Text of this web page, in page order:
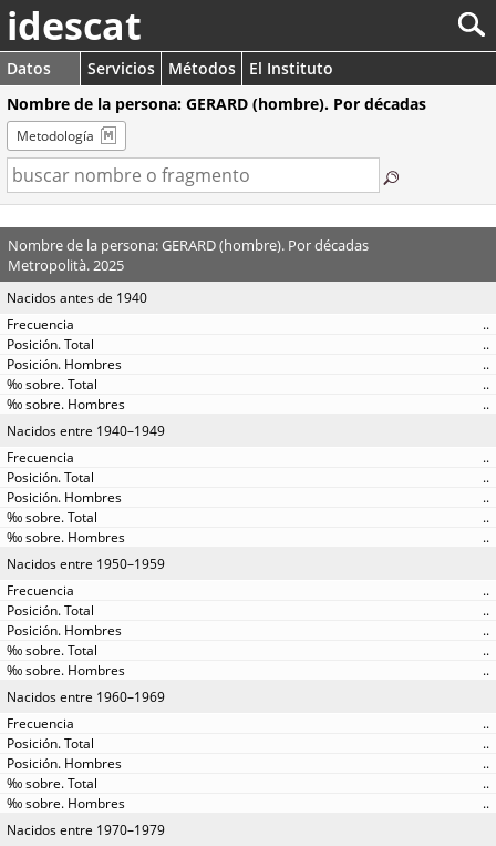
idescat
Datos Servicios Métodos
El Instituto
Nombre de la persona: GERARD (hombre). Por décadas
Metodología
Nombre de la persona: GERARD (hombre). Por décadas
Metropolità. 2025
Nacidos antes de 1940
..
..
..
..
..
Nacidos entre 1940–1949
..
..
..
..
..
Nacidos entre 1950–1959
..
..
..
..
..
Nacidos entre 1960–1969
..
..
..
..
..
Nacidos entre 1970–1979